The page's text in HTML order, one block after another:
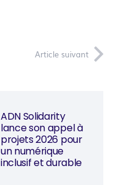
Article suivant
ADN Solidarity
lance son appel à
projets 2026 pour
un numérique
inclusif et durable